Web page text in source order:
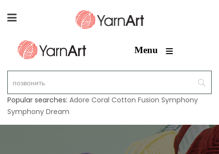
Menu ≡
Popular searches: Adore Coral Cotton Fusion Symphony
Symphony Dream